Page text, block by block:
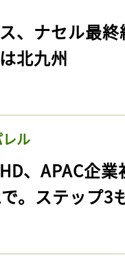
ス、ナセル最
北九州
ル
、APAC企
。ステップ3